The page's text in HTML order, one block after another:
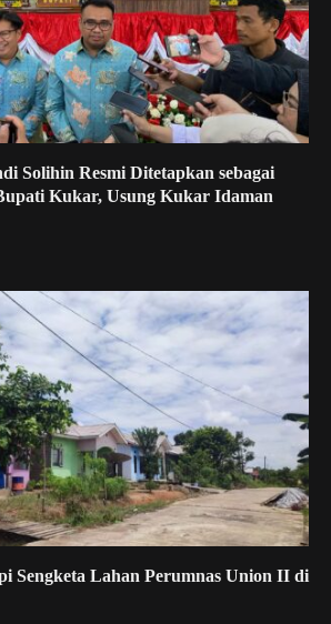
Solihin Resmi Ditetapkan sebagai
Kukar, Usung Kukar Idaman
Sengketa Lahan Perumnas Union II di